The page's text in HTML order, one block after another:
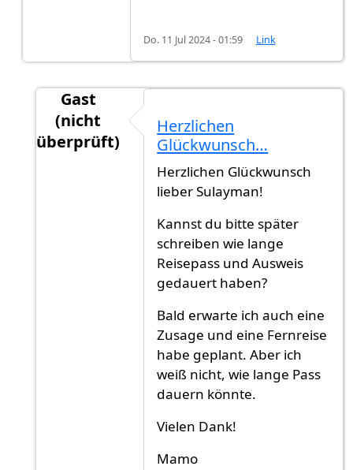
Do. 11 Jul 2024 - 01:59 Link
Gast
(nicht
überprüft)
Lieber Leo,Ich freue mich…von
Herzlichen
Glückwunsch…
Herzlichen Glückwunsch
lieber Sulayman!
Kannst du bitte später
schreiben wie lange
Reisepass und Ausweis
gedauert haben?
Bald erwarte ich auch eine
Zusage und eine Fernreise
habe geplant. Aber ich
weiß nicht, wie lange Pass
dauern könnte.
Vielen Dank!
Mamo